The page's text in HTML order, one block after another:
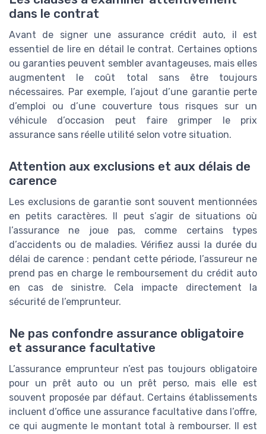
dans le contrat
Avant de signer une assurance crédit auto, il est
essentiel de lire en détail le contrat. Certaines options
ou garanties peuvent sembler avantageuses, mais elles
augmentent le coût total sans être toujours
nécessaires. Par exemple, l’ajout d’une garantie perte
d’emploi ou d’une couverture tous risques sur un
véhicule d’occasion peut faire grimper le prix
assurance sans réelle utilité selon votre situation.
Attention aux exclusions et aux délais de
carence
Les exclusions de garantie sont souvent mentionnées
en petits caractères. Il peut s’agir de situations où
l’assurance ne joue pas, comme certains types
d’accidents ou de maladies. Vérifiez aussi la durée du
délai de carence : pendant cette période, l’assureur ne
prend pas en charge le remboursement du crédit auto
en cas de sinistre. Cela impacte directement la
sécurité de l’emprunteur.
Ne pas confondre assurance obligatoire
et assurance facultative
L’assurance emprunteur n’est pas toujours obligatoire
pour un prêt auto ou un prêt perso, mais elle est
souvent proposée par défaut. Certains établissements
incluent d’office une assurance facultative dans l’offre,
ce qui augmente le montant total à rembourser. Il est